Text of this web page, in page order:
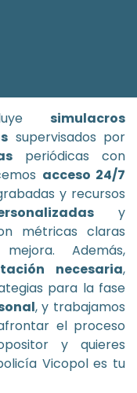
simulacros
supervisados por
periódicas con
acceso 24/7
y recursos
y
métricas claras
Además,
necesaria,
para la fase
, y trabajamos
el proceso
y quieres
Vicopol es tu